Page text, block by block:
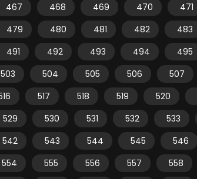
467
468 469 470 471
479
480 481 482 483
491
492 493 494 495
503
504 505 506 507
517 518 519 520
529
530 531 532 533
542
543 544 545 546
554
555 556 557 558